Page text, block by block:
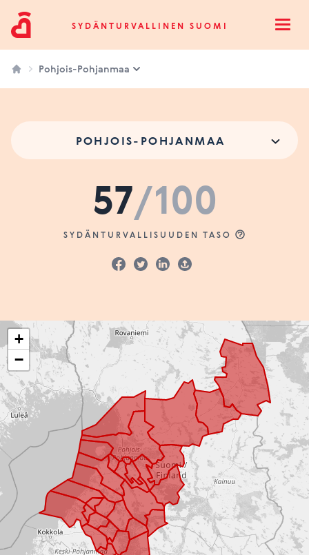
Sydänturvallinen SuomiSYDÄNTURVALLINEN SUOMI
Pohjois-Pohjanmaa
POHJOIS-POHJANMAA
57/100
SYDÄNTURVALLISUUDEN TASO
+
−